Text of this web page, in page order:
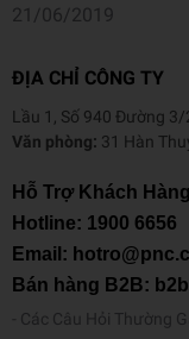
21/06/2019
ĐỊA CHỈ CÔNG TY
Lầu 1, Số 940 Đường 3/
Văn phòng: 31 Hàn
Hỗ Trợ Khách Hàng
Hotline: 1900 6656
Email:
Bán hàng B2B:
Các Câu Hỏi Thường